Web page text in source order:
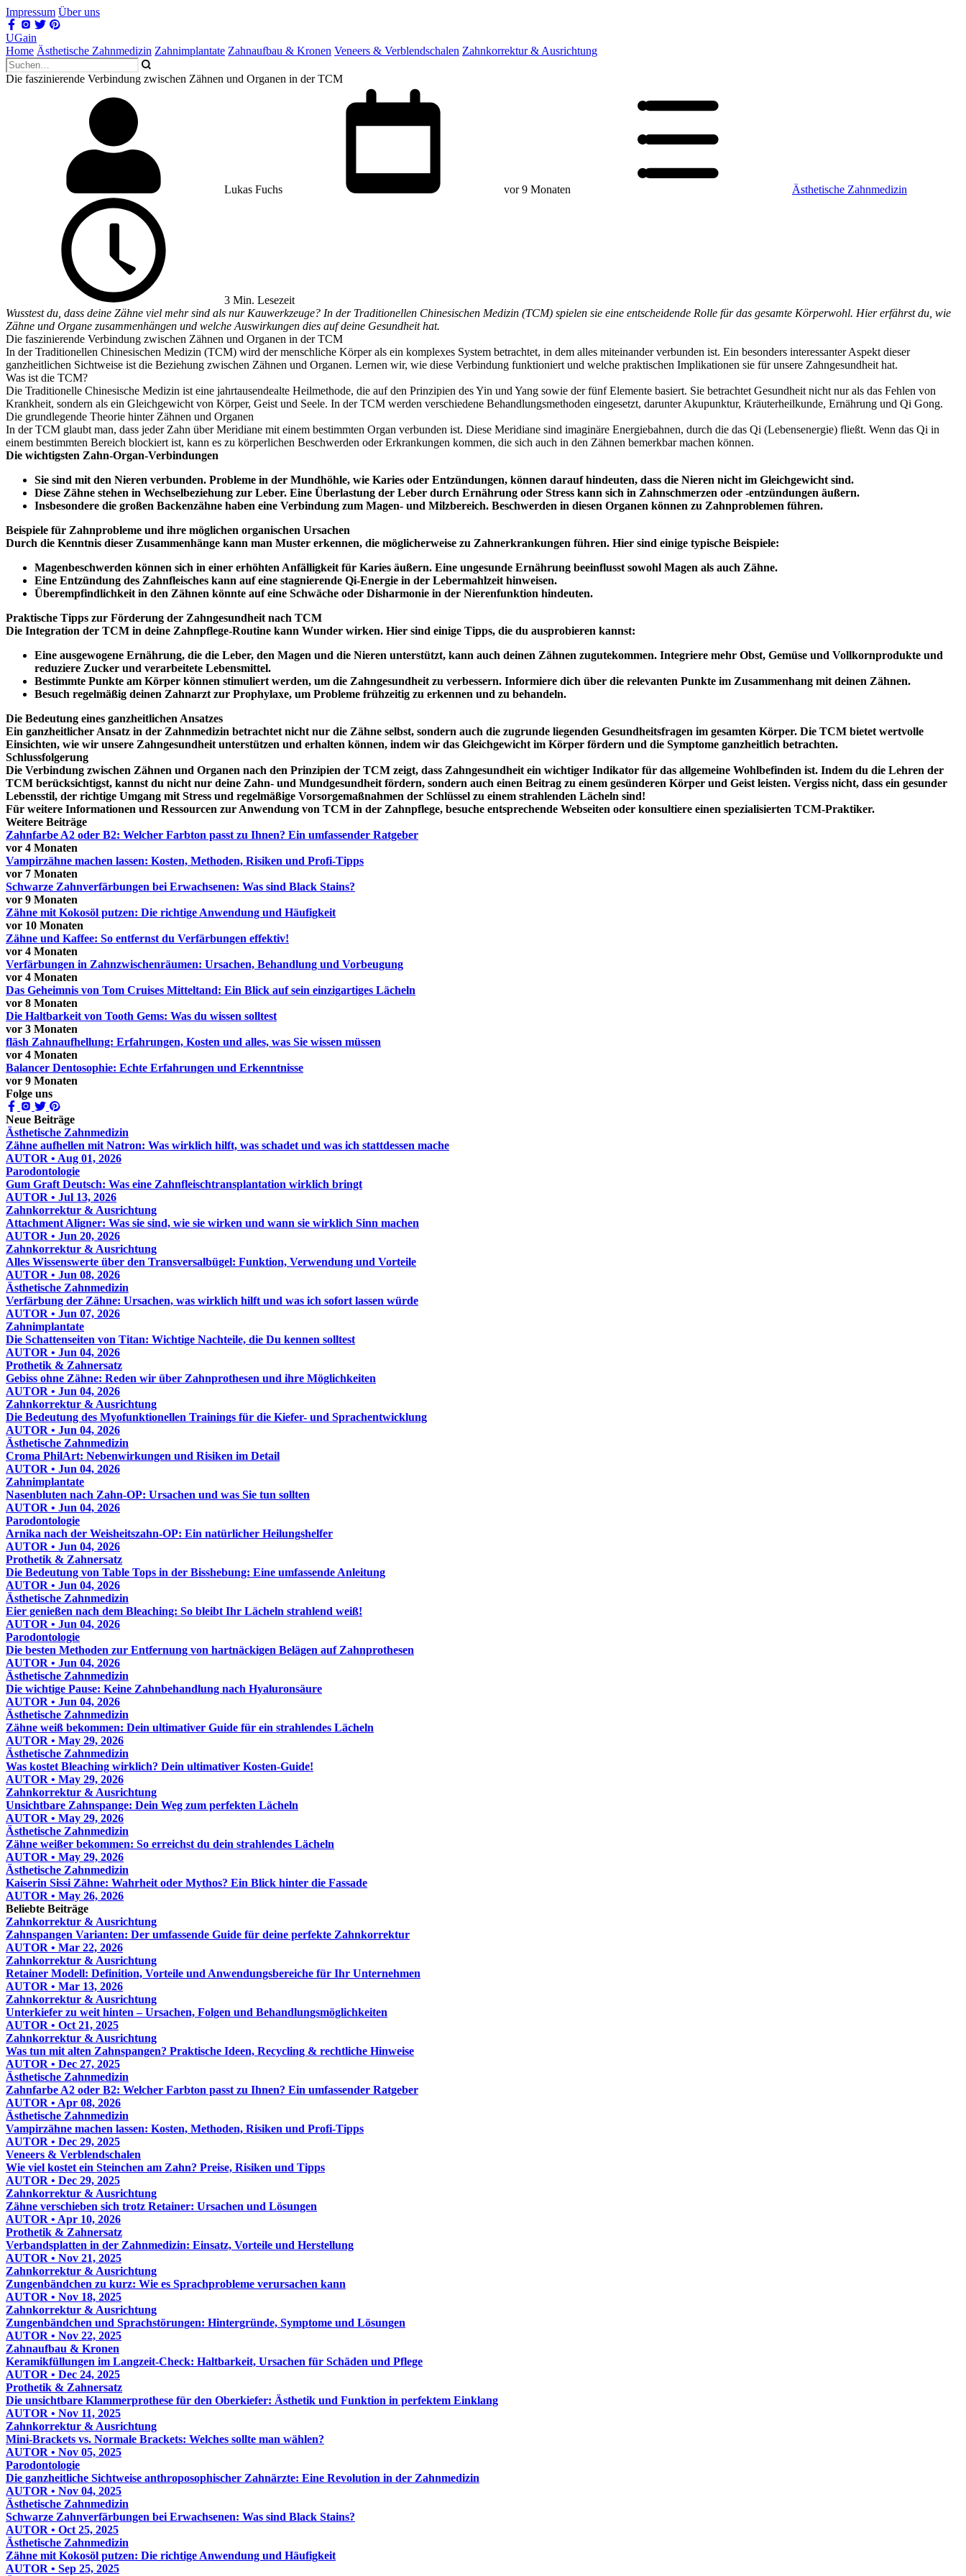
Impressum Über uns
UGain
Home Ästhetische Zahnmedizin Zahnimplantate Zahnaufbau & Kronen Veneers & Verblendschalen Zahnkorrektur & Ausrichtung
Die faszinierende Verbindung zwischen Zähnen und Organen in der TCM
Lukas Fuchs vor 9 Monaten Ästhetische Zahnmedizin
3 Min. Lesezeit
Wusstest du, dass deine Zähne viel mehr sind als nur Kauwerkzeuge? In der Traditionellen Chinesischen Medizin (TCM) spielen sie eine entscheidende Rolle für das gesamte Körperwohl. Hier erfährst du, wie
Zähne und Organe zusammenhängen und welche Auswirkungen dies auf deine Gesundheit hat.
Die faszinierende Verbindung zwischen Zähnen und Organen in der TCM
In der Traditionellen Chinesischen Medizin (TCM) wird der menschliche Körper als ein komplexes System betrachtet, in dem alles miteinander verbunden ist. Ein besonders interessanter Aspekt dieser
ganzheitlichen Sichtweise ist die Beziehung zwischen Zähnen und Organen. Lernen wir, wie diese Verbindung funktioniert und welche praktischen Implikationen sie für unsere Zahngesundheit hat.
Was ist die TCM?
Die Traditionelle Chinesische Medizin ist eine jahrtausendealte Heilmethode, die auf den Prinzipien des Yin und Yang sowie der fünf Elemente basiert. Sie betrachtet Gesundheit nicht nur als das Fehlen von
Krankheit, sondern als ein Gleichgewicht von Körper, Geist und Seele. In der TCM werden verschiedene Behandlungsmethoden eingesetzt, darunter Akupunktur, Kräuterheilkunde, Ernährung und Qi Gong.
Die grundlegende Theorie hinter Zähnen und Organen
In der TCM glaubt man, dass jeder Zahn über Meridiane mit einem bestimmten Organ verbunden ist. Diese Meridiane sind imaginäre Energiebahnen, durch die das Qi (Lebensenergie) fließt. Wenn das Qi in
einem bestimmten Bereich blockiert ist, kann es zu körperlichen Beschwerden oder Erkrankungen kommen, die sich auch in den Zähnen bemerkbar machen können.
Die wichtigsten Zahn-Organ-Verbindungen
Sie sind mit den Nieren verbunden. Probleme in der Mundhöhle, wie Karies oder Entzündungen, können darauf hindeuten, dass die Nieren nicht im Gleichgewicht sind.
Diese Zähne stehen in Wechselbeziehung zur Leber. Eine Überlastung der Leber durch Ernährung oder Stress kann sich in Zahnschmerzen oder -entzündungen äußern.
Insbesondere die großen Backenzähne haben eine Verbindung zum Magen- und Milzbereich. Beschwerden in diesen Organen können zu Zahnproblemen führen.
Beispiele für Zahnprobleme und ihre möglichen organischen Ursachen
Durch die Kenntnis dieser Zusammenhänge kann man Muster erkennen, die möglicherweise zu Zahnerkrankungen führen. Hier sind einige typische Beispiele:
Magenbeschwerden können sich in einer erhöhten Anfälligkeit für Karies äußern. Eine ungesunde Ernährung beeinflusst sowohl Magen als auch Zähne.
Eine Entzündung des Zahnfleisches kann auf eine stagnierende Qi-Energie in der Lebermahlzeit hinweisen.
Überempfindlichkeit in den Zähnen könnte auf eine Schwäche oder Disharmonie in der Nierenfunktion hindeuten.
Praktische Tipps zur Förderung der Zahngesundheit nach TCM
Die Integration der TCM in deine Zahnpflege-Routine kann Wunder wirken. Hier sind einige Tipps, die du ausprobieren kannst:
Eine ausgewogene Ernährung, die die Leber, den Magen und die Nieren unterstützt, kann auch deinen Zähnen zugutekommen. Integriere mehr Obst, Gemüse und Vollkornprodukte und
reduziere Zucker und verarbeitete Lebensmittel.
Bestimmte Punkte am Körper können stimuliert werden, um die Zahngesundheit zu verbessern. Informiere dich über die relevanten Punkte im Zusammenhang mit deinen Zähnen.
Besuch regelmäßig deinen Zahnarzt zur Prophylaxe, um Probleme frühzeitig zu erkennen und zu behandeln.
Die Bedeutung eines ganzheitlichen Ansatzes
Ein ganzheitlicher Ansatz in der Zahnmedizin betrachtet nicht nur die Zähne selbst, sondern auch die zugrunde liegenden Gesundheitsfragen im gesamten Körper. Die TCM bietet wertvolle
Einsichten, wie wir unsere Zahngesundheit unterstützen und erhalten können, indem wir das Gleichgewicht im Körper fördern und die Symptome ganzheitlich betrachten.
Schlussfolgerung
Die Verbindung zwischen Zähnen und Organen nach den Prinzipien der TCM zeigt, dass Zahngesundheit ein wichtiger Indikator für das allgemeine Wohlbefinden ist. Indem du die Lehren der
TCM berücksichtigst, kannst du nicht nur deine Zahn- und Mundgesundheit fördern, sondern auch einen Beitrag zu einem gesünderen Körper und Geist leisten. Vergiss nicht, dass ein gesunder
Lebensstil, der richtige Umgang mit Stress und regelmäßige Vorsorgemaßnahmen der Schlüssel zu einem strahlenden Lächeln sind!
Für weitere Informationen und Ressourcen zur Anwendung von TCM in der Zahnpflege, besuche entsprechende Webseiten oder konsultiere einen spezialisierten TCM-Praktiker.
Weitere Beiträge
Zahnfarbe A2 oder B2: Welcher Farbton passt zu Ihnen? Ein umfassender Ratgeber
vor 4 Monaten
Vampirzähne machen lassen: Kosten, Methoden, Risiken und Profi-Tipps
vor 7 Monaten
Schwarze Zahnverfärbungen bei Erwachsenen: Was sind Black Stains?
vor 9 Monaten
Zähne mit Kokosöl putzen: Die richtige Anwendung und Häufigkeit
vor 10 Monaten
Zähne und Kaffee: So entfernst du Verfärbungen effektiv!
vor 4 Monaten
Verfärbungen in Zahnzwischenräumen: Ursachen, Behandlung und Vorbeugung
vor 4 Monaten
Das Geheimnis von Tom Cruises Mitteltand: Ein Blick auf sein einzigartiges Lächeln
vor 8 Monaten
Die Haltbarkeit von Tooth Gems: Was du wissen solltest
vor 3 Monaten
fläsh Zahnaufhellung: Erfahrungen, Kosten und alles, was Sie wissen müssen
vor 4 Monaten
Balancer Dentosophie: Echte Erfahrungen und Erkenntnisse
vor 9 Monaten
Folge uns
Neue Beiträge
Ästhetische Zahnmedizin
Zähne aufhellen mit Natron: Was wirklich hilft, was schadet und was ich stattdessen mache
AUTOR • Aug 01, 2026
Parodontologie
Gum Graft Deutsch: Was eine Zahnfleischtransplantation wirklich bringt
AUTOR • Jul 13, 2026
Zahnkorrektur & Ausrichtung
Attachment Aligner: Was sie sind, wie sie wirken und wann sie wirklich Sinn machen
AUTOR • Jun 20, 2026
Zahnkorrektur & Ausrichtung
Alles Wissenswerte über den Transversalbügel: Funktion, Verwendung und Vorteile
AUTOR • Jun 08, 2026
Ästhetische Zahnmedizin
Verfärbung der Zähne: Ursachen, was wirklich hilft und was ich sofort lassen würde
AUTOR • Jun 07, 2026
Zahnimplantate
Die Schattenseiten von Titan: Wichtige Nachteile, die Du kennen solltest
AUTOR • Jun 04, 2026
Prothetik & Zahnersatz
Gebiss ohne Zähne: Reden wir über Zahnprothesen und ihre Möglichkeiten
AUTOR • Jun 04, 2026
Zahnkorrektur & Ausrichtung
Die Bedeutung des Myofunktionellen Trainings für die Kiefer- und Sprachentwicklung
AUTOR • Jun 04, 2026
Ästhetische Zahnmedizin
Croma PhilArt: Nebenwirkungen und Risiken im Detail
AUTOR • Jun 04, 2026
Zahnimplantate
Nasenbluten nach Zahn-OP: Ursachen und was Sie tun sollten
AUTOR • Jun 04, 2026
Parodontologie
Arnika nach der Weisheitszahn-OP: Ein natürlicher Heilungshelfer
AUTOR • Jun 04, 2026
Prothetik & Zahnersatz
Die Bedeutung von Table Tops in der Bisshebung: Eine umfassende Anleitung
AUTOR • Jun 04, 2026
Ästhetische Zahnmedizin
Eier genießen nach dem Bleaching: So bleibt Ihr Lächeln strahlend weiß!
AUTOR • Jun 04, 2026
Parodontologie
Die besten Methoden zur Entfernung von hartnäckigen Belägen auf Zahnprothesen
AUTOR • Jun 04, 2026
Ästhetische Zahnmedizin
Die wichtige Pause: Keine Zahnbehandlung nach Hyaluronsäure
AUTOR • Jun 04, 2026
Ästhetische Zahnmedizin
Zähne weiß bekommen: Dein ultimativer Guide für ein strahlendes Lächeln
AUTOR • May 29, 2026
Ästhetische Zahnmedizin
Was kostet Bleaching wirklich? Dein ultimativer Kosten-Guide!
AUTOR • May 29, 2026
Zahnkorrektur & Ausrichtung
Unsichtbare Zahnspange: Dein Weg zum perfekten Lächeln
AUTOR • May 29, 2026
Ästhetische Zahnmedizin
Zähne weißer bekommen: So erreichst du dein strahlendes Lächeln
AUTOR • May 29, 2026
Ästhetische Zahnmedizin
Kaiserin Sissi Zähne: Wahrheit oder Mythos? Ein Blick hinter die Fassade
AUTOR • May 26, 2026
Beliebte Beiträge
Zahnkorrektur & Ausrichtung
Zahnspangen Varianten: Der umfassende Guide für deine perfekte Zahnkorrektur
AUTOR • Mar 22, 2026
Zahnkorrektur & Ausrichtung
Retainer Modell: Definition, Vorteile und Anwendungsbereiche für Ihr Unternehmen
AUTOR • Mar 13, 2026
Zahnkorrektur & Ausrichtung
Unterkiefer zu weit hinten – Ursachen, Folgen und Behandlungsmöglichkeiten
AUTOR • Oct 21, 2025
Zahnkorrektur & Ausrichtung
Was tun mit alten Zahnspangen? Praktische Ideen, Recycling & rechtliche Hinweise
AUTOR • Dec 27, 2025
Ästhetische Zahnmedizin
Zahnfarbe A2 oder B2: Welcher Farbton passt zu Ihnen? Ein umfassender Ratgeber
AUTOR • Apr 08, 2026
Ästhetische Zahnmedizin
Vampirzähne machen lassen: Kosten, Methoden, Risiken und Profi-Tipps
AUTOR • Dec 29, 2025
Veneers & Verblendschalen
Wie viel kostet ein Steinchen am Zahn? Preise, Risiken und Tipps
AUTOR • Dec 29, 2025
Zahnkorrektur & Ausrichtung
Zähne verschieben sich trotz Retainer: Ursachen und Lösungen
AUTOR • Apr 10, 2026
Prothetik & Zahnersatz
Verbandsplatten in der Zahnmedizin: Einsatz, Vorteile und Herstellung
AUTOR • Nov 21, 2025
Zahnkorrektur & Ausrichtung
Zungenbändchen zu kurz: Wie es Sprachprobleme verursachen kann
AUTOR • Nov 18, 2025
Zahnkorrektur & Ausrichtung
Zungenbändchen und Sprachstörungen: Hintergründe, Symptome und Lösungen
AUTOR • Nov 22, 2025
Zahnaufbau & Kronen
Keramikfüllungen im Langzeit-Check: Haltbarkeit, Ursachen für Schäden und Pflege
AUTOR • Dec 24, 2025
Prothetik & Zahnersatz
Die unsichtbare Klammerprothese für den Oberkiefer: Ästhetik und Funktion in perfektem Einklang
AUTOR • Nov 11, 2025
Zahnkorrektur & Ausrichtung
Mini-Brackets vs. Normale Brackets: Welches sollte man wählen?
AUTOR • Nov 05, 2025
Parodontologie
Die ganzheitliche Sichtweise anthroposophischer Zahnärzte: Eine Revolution in der Zahnmedizin
AUTOR • Nov 04, 2025
Ästhetische Zahnmedizin
Schwarze Zahnverfärbungen bei Erwachsenen: Was sind Black Stains?
AUTOR • Oct 25, 2025
Ästhetische Zahnmedizin
Zähne mit Kokosöl putzen: Die richtige Anwendung und Häufigkeit
AUTOR • Sep 25, 2025